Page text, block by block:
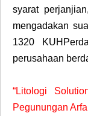
syarat
mengadakan
1320
perusahaan
“Litologi
Pegunungan